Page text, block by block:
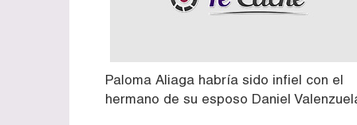
Paloma Aliaga habría sido infiel con el
hermano de su esposo Daniel